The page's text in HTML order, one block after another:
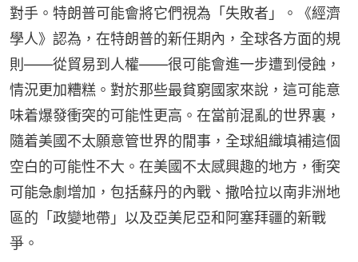
對手。特朗普可能會將它們視為「失敗者」。《經濟
學人》認為，在特朗普的新任期內，全球各方面的規
則——從貿易到人權——很可能會進一步遭到侵蝕，
情況更加糟糕。對於那些最貧窮國家來說，這可能意
味着爆發衝突的可能性更高。在當前混亂的世界裏，
隨着美國不太願意管世界的閒事，全球組織填補這個
空白的可能性不大。在美國不太感興趣的地方，衝突
可能急劇增加，包括蘇丹的內戰、撒哈拉以南非洲地
區的「政變地帶」以及亞美尼亞和阿塞拜疆的新戰
爭。